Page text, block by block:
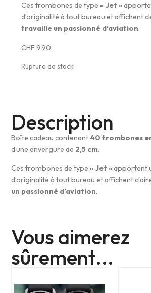
Ces trombones de type« Jet »
d’originalité à tout bureau et affichent
travaille un passionné d’aviation.
CHF9.90
Rupture de stock
Description
Boîte cadeau contenant 40 trombones
d’une envergure de 2,5 cm.
Ces trombones de type« Jet »apportent
d’originalité à tout bureau et affichent
un passionné d’aviation.
Vous aimerez
sûrement...